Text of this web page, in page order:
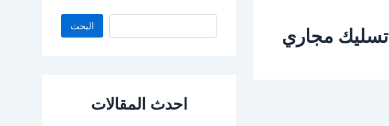
تسليك مجاري البحث
احدث المقالات